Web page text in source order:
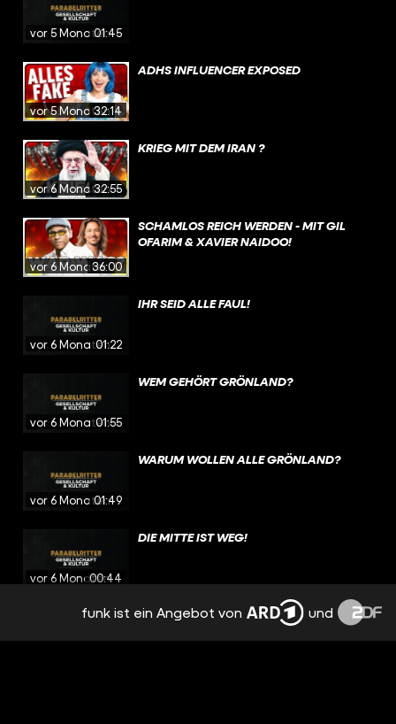
vor 5 Monaten
01:45
vor 5 Monaten
32:14
ADHS INFLUENCER EXPOSED
vor 6 Monaten
32:55
KRIEG MIT DEM IRAN ?
vor 6 Monaten
36:00
SCHAMLOS REICH WERDEN - MIT GIL
OFARIM & XAVIER NAIDOO!
vor 6 Monaten01:22
IHR SEID ALLE FAUL!
vor 6 Monaten01:55
WEM GEHÖRT GRÖNLAND?
vor 6 Monaten
01:49
WARUM WOLLEN ALLE GRÖNLAND?
vor 6 Monaten
00:44
DIE MITTE IST WEG!
2026 IS BACK
funk ist ein Angebot von und